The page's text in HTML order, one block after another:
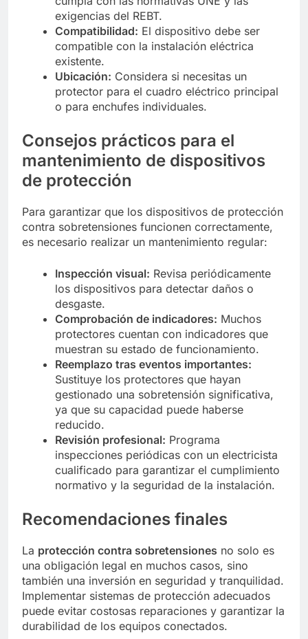
exigencias del REBT.
Compatibilidad: El dispositivo debe ser
compatible con la instalación eléctrica
existente.
Ubicación: Considera si necesitas un
protector para el cuadro eléctrico principal
o para enchufes individuales.
Consejos prácticos para el
mantenimiento de dispositivos
de protección
Para garantizar que los dispositivos de protección
contra sobretensiones funcionen correctamente,
es necesario realizar un mantenimiento regular:
Inspección visual: Revisa periódicamente
los dispositivos para detectar daños o
desgaste.
Comprobación de indicadores: Muchos
protectores cuentan con indicadores que
muestran su estado de funcionamiento.
Reemplazo tras eventos importantes:
Sustituye los protectores que hayan
gestionado una sobretensión significativa,
ya que su capacidad puede haberse
reducido.
Revisión profesional: Programa
inspecciones periódicas con un electricista
cualificado para garantizar el cumplimiento
normativo y la seguridad de la instalación.
Recomendaciones finales
La protección contra sobretensiones no solo es
una obligación legal en muchos casos, sino
también una inversión en seguridad y tranquilidad.
Implementar sistemas de protección adecuados
puede evitar costosas reparaciones y garantizar la
durabilidad de los equipos conectados.